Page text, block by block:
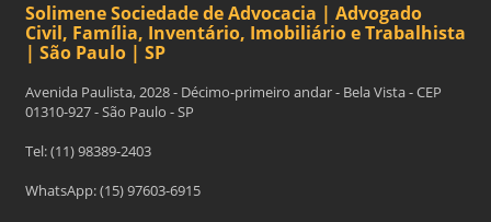
Solimene Sociedade de Advocacia | Advogado
Civil, Família, Inventário, Imobiliário e Trabalhista
| São Paulo | SP
Avenida Paulista, 2028 - Décimo-primeiro andar - Bela Vista - CEP
01310-927 - São Paulo - SP
Tel: (11) 98389-2403
WhatsApp: (15) 97603-6915